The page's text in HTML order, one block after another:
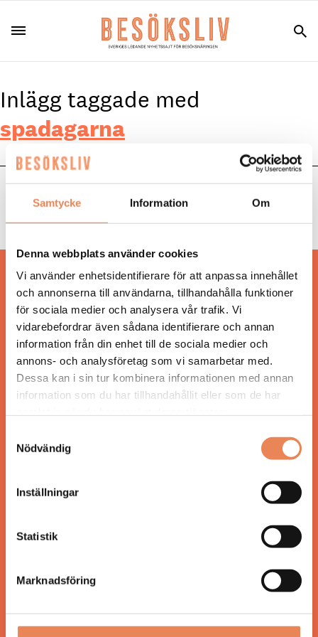
Samtycke Information Om
Denna webbplats använder cookies
Vi använder enhetsidentifierare för att anpassa innehållet
och annonserna till användarna, tillhandahålla funktioner
för sociala medier och analysera vår trafik. Vi
vidarebefordrar även sådana identifierare och annan
information från din enhet till de sociala medier och
annons- och analysföretag som vi samarbetar med.
Dessa kan i sin tur kombinera informationen med annan
information som du har tillhandahållit eller som de har
Nödvändig
Inställningar
Statistik
Marknadsföring
Inlägg taggade med
spadagarna
NYHETER | 8 maj 2026
Framtidens lyx i fokus under Spadagarna 2026
Hos oss läser du landets mest uppdaterade
nyheter och snackisar inom besöksnäringen.
Besöksliv i sin tryckta form är ett affärsmagasin
för ägare och ledare inom besöksnäringen.
Tidningen ges ut avVisita.
ANSVARIG UTGIVARE
Allt material på besoksliv.se är skyddat enligt
Spoon, Brännkyrkagatan 64
118 23 Stockholm